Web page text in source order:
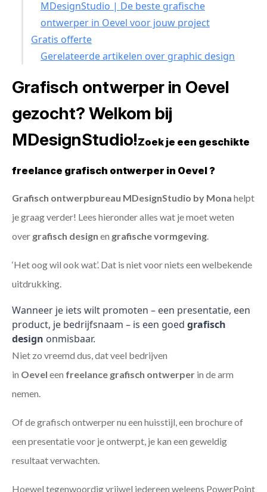
MDesignStudio | De beste grafische
ontwerper in Oevel voor jouw project
Gratis offerte
Gerelateerde artikelen over graphic design
Grafisch ontwerper in Oevel
gezocht? Welkom bij
MDesignStudio!Zoek je een geschikte
freelance grafisch ontwerper in Oevel ?
Grafisch ontwerpbureau MDesignStudio by Mona helpt
je graag verder! Lees hieronder alles wat je moet weten
over grafisch design en grafische vormgeving
‘Het oog wil ook wat’. Dat is niet voor niets een welbekende
uitdrukking.
Wanneer je iets wilt promoten – een presentatie, een
product, je bedrijfsnaam – is een goed grafisch
design onmisbaar.
Niet zo vreemd dus, dat veel bedrijven
in Oevel een freelance grafisch ontwerper in de arm
nemen.
Of de grafisch ontwerper nu een huisstijl, een brochure of
een presentatie voor je ontwerpt, je kan een geweldig
resultaat verwachten.
Hoewel tegenwoordig vrijwel iedereen weleens PowerPoint